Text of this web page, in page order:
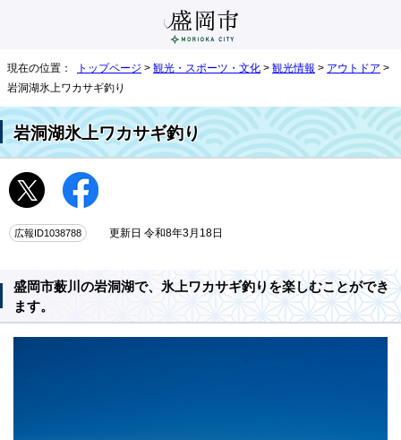
現在の位置： トップページ > 観光・スポーツ・文化 > 観光情報 > アウトドア >
岩洞湖氷上ワカサギ釣り
岩洞湖氷上ワカサギ釣り
広報ID1038788 更新日 令和8年3月18日
盛岡市薮川の岩洞湖で、氷上ワカサギ釣りを楽しむことができ
ます。